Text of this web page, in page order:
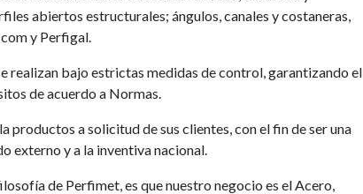
abiertos estructurales; ángulos, canales y costaneras,
y Perfigal.
realizan bajo estrictas medidas de control, garantizando el
de acuerdo a Normas.
productos a solicitud de sus clientes, con el fin de ser una
externo y a la inventiva nacional.
de Perfimet, es que nuestro negocio es el Acero,